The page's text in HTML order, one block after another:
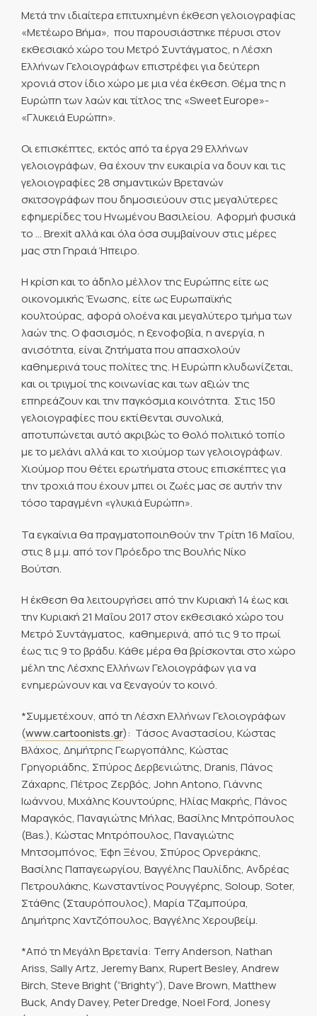
Μετά την ιδιαίτερα επιτυχημένη έκθεση γελοιογραφίας
«Μετέωρο Βήμα», που παρουσιάστηκε πέρυσι στον
εκθεσιακό χώρο του Μετρό Συντάγματος, η Λέσχη
Ελλήνων Γελοιογράφων επιστρέφει για δεύτερη
χρονιά στον ίδιο χώρο με μια νέα έκθεση. Θέμα της η
Ευρώπη των λαών και τίτλος της «Sweet Europe»-
«Γλυκειά Ευρώπη».
Οι επισκέπτες, εκτός από τα έργα 29 Ελλήνων
γελοιογράφων, θα έχουν την ευκαιρία να δουν και τις
γελοιογραφίες 28 σημαντικών Βρετανών
σκιτσογράφων που δημοσιεύουν στις μεγαλύτερες
εφημερίδες του Ηνωμένου Βασιλείου. Αφορμή φυσικά
το … Brexit αλλά και όλα όσα συμβαίνουν στις μέρες
μας στη Γηραιά Ήπειρο.
Η κρίση και το άδηλο μέλλον της Ευρώπης είτε ως
οικονομικής Ένωσης, είτε ως Ευρωπαϊκής
κουλτούρας, αφορά ολοένα και μεγαλύτερο τμήμα των
λαών της. Ο φασισμός, η ξενοφοβία, η ανεργία, η
ανισότητα, είναι ζητήματα που απασχολούν
καθημερινά τους πολίτες της. Η Ευρώπη κλυδωνίζεται,
και οι τριγμοί της κοινωνίας και των αξιών της
επηρεάζουν και την παγκόσμια κοινότητα. Στις 150
γελοιογραφίες που εκτίθενται συνολικά,
αποτυπώνεται αυτό ακριβώς το θολό πολιτικό τοπίο
με το μελάνι αλλά και το χιούμορ των γελοιογράφων.
Χιούμορ που θέτει ερωτήματα στους επισκέπτες για
την τροχιά που έχουν μπει οι ζωές μας σε αυτήν την
τόσο ταραγμένη «γλυκιά Ευρώπη».
Τα εγκαίνια θα πραγματοποιηθούν την Τρίτη 16 Μαΐου,
στις 8 μ.μ. από τον Πρόεδρο της Βουλής Νίκο
Βούτση.
Η έκθεση θα λειτουργήσει από την Κυριακή 14 έως και
την Κυριακή 21 Μαΐου 2017 στον εκθεσιακό χώρο του
Μετρό Συντάγματος, καθημερινά, από τις 9 το πρωί
έως τις 9 το βράδυ. Κάθε μέρα θα βρίσκονται στο χώρο
μέλη της Λέσχης Ελλήνων Γελοιογράφων για να
ενημερώνουν και να ξεναγούν το κοινό.
*Συμμετέχουν, από τη Λέσχη Ελλήνων Γελοιογράφων
(www.cartoonists.gr): Τάσος Αναστασίου, Κώστας
Βλάχος, Δημήτρης Γεωργοπάλης, Κώστας
Γρηγοριάδης, Σπύρος Δερβενιώτης, Dranis, Πάνος
Ζάχαρης, Πέτρος Ζερβός, John Antono, Γιάννης
Ιωάννου, Μιχάλης Κουντούρης, Ηλίας Μακρής, Πάνος
Μαραγκός, Παναγιώτης Μήλας, Βασίλης Μητρόπουλος
(Bas.), Κώστας Μητρόπουλος, Παναγιώτης
Μητσομπόνος, Έφη Ξένου, Σπύρος Ορνεράκης,
Βασίλης Παπαγεωργίου, Βαγγέλης Παυλίδης, Ανδρέας
Πετρουλάκης, Κωνσταντίνος Ρουγγέρης, Soloup, Soter,
Στάθης (Σταυρόπουλος), Μαρία Τζαμπούρα,
Δημήτρης Χαντζόπουλος, Βαγγέλης Χερουβείμ.
*Από τη Μεγάλη Βρετανία: Terry Anderson, Nathan
Ariss, Sally Artz, Jeremy Banx, Rupert Besley, Andrew
Birch, Steve Bright (“Brighty”), Dave Brown, Matthew
Buck, Andy Davey, Peter Dredge, Noel Ford, Jonesy